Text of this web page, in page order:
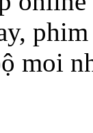
moi